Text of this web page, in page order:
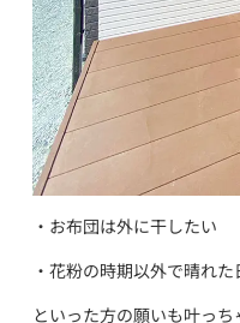
・お布団は外に干したい
・花粉の時期以外で晴れ